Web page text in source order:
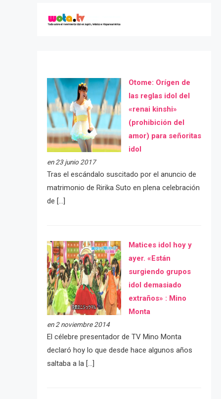
Otome: Orígen de
las reglas idol del
«renai kinshi»
(prohibición del
amor) para señoritas
idol
en 23 junio 2017
Tras el escándalo suscitado por el anuncio de
matrimonio de Ririka Suto en plena celebración
de […]
Matices idol hoy y
ayer. «Están
surgiendo grupos
idol demasiado
extraños» : Mino
Monta
en 2 noviembre 2014
El célebre presentador de TV Mino Monta
declaró hoy lo que desde hace algunos años
saltaba a la […]